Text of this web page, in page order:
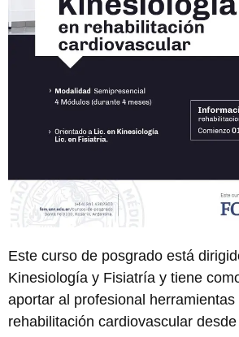
Este curso de posgrado está
Kinesiología y Fisiatría y tiene
aportar al profesional herramientas
rehabilitación cardiovascular